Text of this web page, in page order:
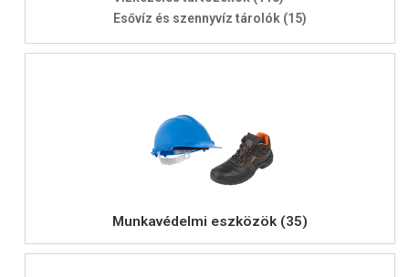
Esővíz és szennyvíz tárolók (15)
Munkavédelmi eszközök (35)